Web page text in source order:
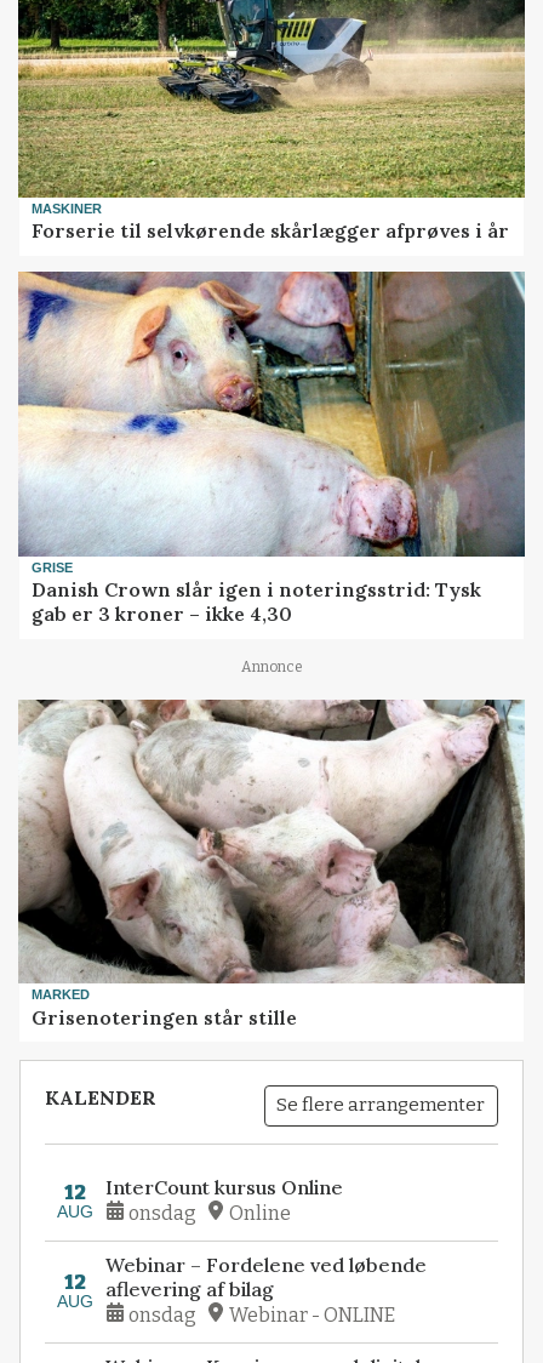
MASKINER
Forserie til selvkørende skårlægger afprøves i år
GRISE
Danish Crown slår igen i noteringsstrid: Tysk
gab er 3 kroner – ikke 4,30
Annonce
MARKED
Grisenoteringen står stille
KALENDER Se flere arrangementer
12
AUG
InterCount kursus Online
onsdag Online
12
AUG
Webinar – Fordelene ved løbende
aflevering af bilag
onsdag Webinar - ONLINE